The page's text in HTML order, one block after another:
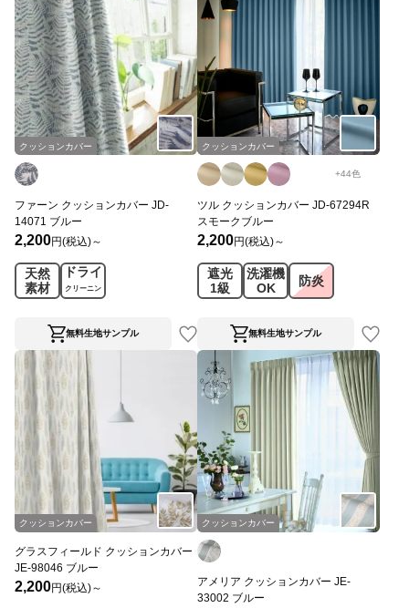
クッションカバー
ファーン クッションカバー JD-
14071 ブルー
2,200円(税込)～
天然
素材
ドライ
クリーニン
無料生地サンプル
クッションカバー
+44色
ツル クッションカバー JD-67294R
スモークブルー
2,200円(税込)～
遮光
1級
洗濯機
OK
防炎
無料生地サンプル
クッションカバー
グラスフィールド クッションカバー
JE-98046 ブルー
2,200円(税込)～
クッションカバー
アメリア クッションカバー JE-
33002 ブルー